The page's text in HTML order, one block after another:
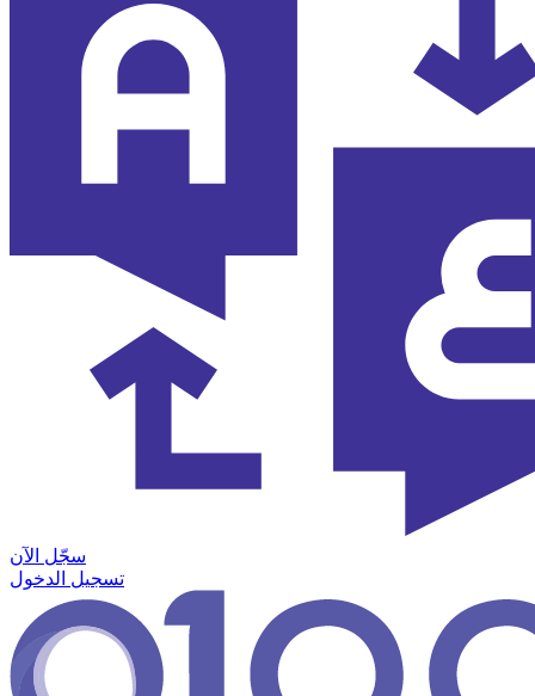
سجّل الآن
تسجيل الدخول